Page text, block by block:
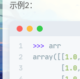
示例2：
1
2
3
>>> arr
array([[1.0
       [
1.0